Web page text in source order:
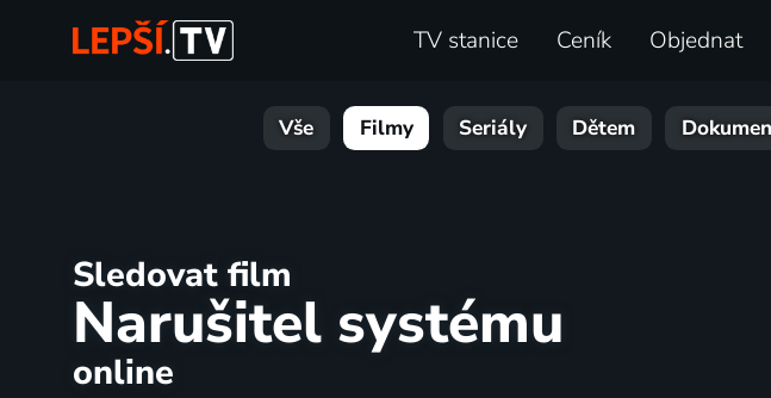
TV stanice Ceník Objednat
Vše Filmy Seriály Dětem
Sledovat film
Narušitel systému
online